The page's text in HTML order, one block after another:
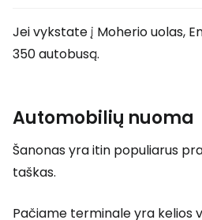
Jei vykstate į Moherio uolas,
350 autobusą.
Automobilių nuoma
Šanonas yra itin populiarus
taškas.
Pačiame terminale yra kelios